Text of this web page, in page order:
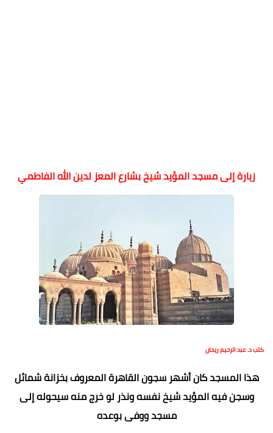
زيارة إلى مسجد المؤيد شيخ بشارع المعز لدين الله الفاطمي
كتب د. عبد الرحيم ريحان
هذا المسجد كان أشهر سجون القاهرة المعروف بخزانة شمائل
وسجن فيه المؤيد شيخ نفسه ونذر لو خرج منه سيحوله إلى
مسجد ووفى بوعده